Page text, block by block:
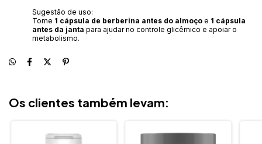
Sugestão de uso:
Tome 1 cápsula de berberina antes do almoço e 1 cápsula
antes da janta para ajudar no controle glicêmico e apoiar o
metabolismo.
Os clientes também levam: